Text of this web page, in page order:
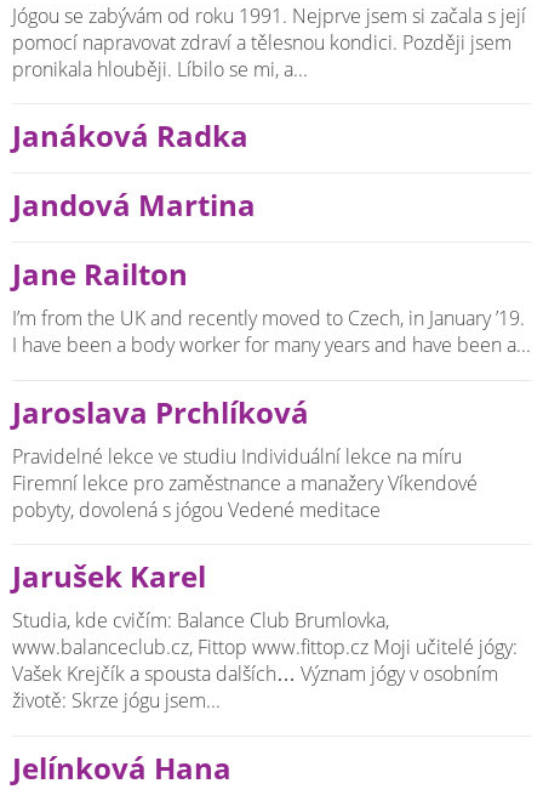
Jógou se zabývám od roku 1991. Nejprve jsem si začala s její
pomocí napravovat zdraví a tělesnou kondici. Později jsem
pronikala hlouběji. Líbilo se mi, a...
Janáková Radka
Jandová Martina
Jane Railton
I’m from the UK and recently moved to Czech, in January ’19.
I have been a body worker for many years and have been a...
Jaroslava Prchlíková
Pravidelné lekce ve studiu Individuální lekce na míru
Firemní lekce pro zaměstnance a manažery Víkendové
pobyty, dovolená s jógou Vedené meditace
Jarušek Karel
Studia, kde cvičím: Balance Club Brumlovka,
www.balanceclub.cz, Fittop www.fittop.cz Moji učitelé jógy:
Vašek Krejčík a spousta dalších… Význam jógy v osobním
životě: Skrze jógu jsem...
Jelínková Hana